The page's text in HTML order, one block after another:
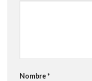
Nombre*